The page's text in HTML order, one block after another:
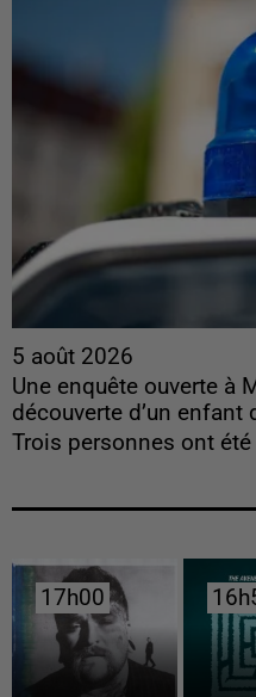
5 août 2026
Une enquête ouverte à
découverte d’un enfant
Trois personnes ont
17h00
17h00